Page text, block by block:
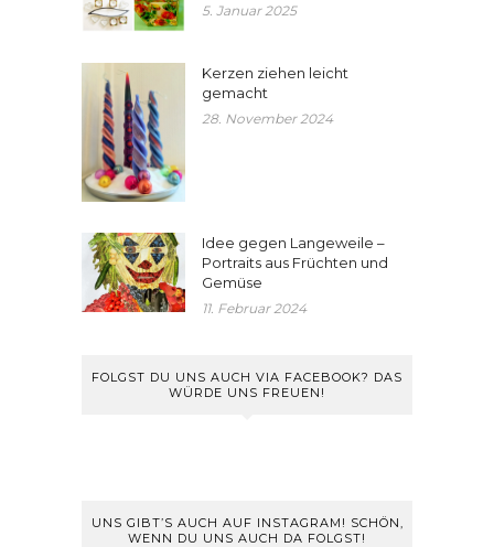
5. Januar 2025
Kerzen ziehen leicht
gemacht
28. November 2024
Idee gegen Langeweile –
Portraits aus Früchten und
Gemüse
11. Februar 2024
FOLGST DU UNS AUCH VIA FACEBOOK? DAS
WÜRDE UNS FREUEN!
UNS GIBT’S AUCH AUF INSTAGRAM! SCHÖN,
WENN DU UNS AUCH DA FOLGST!